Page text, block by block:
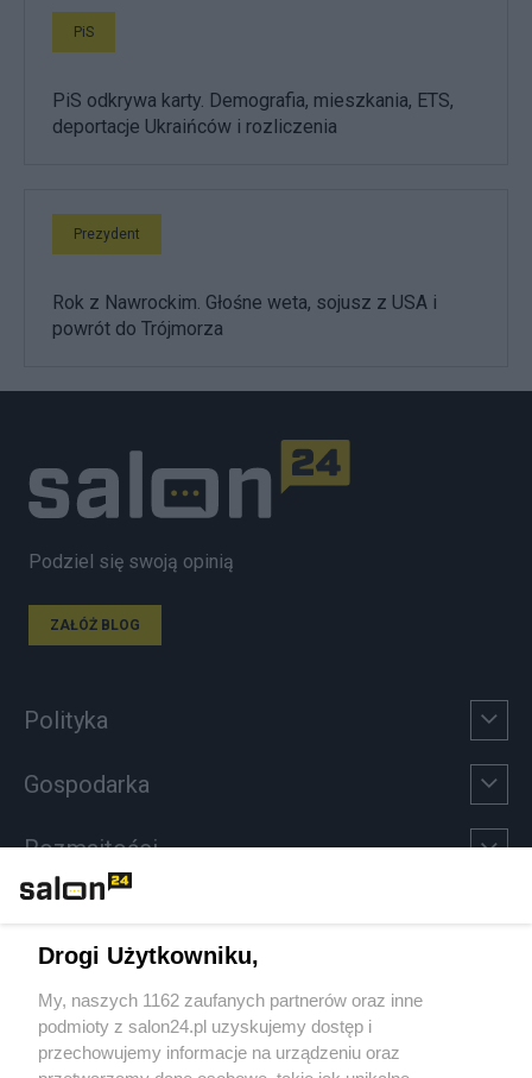
PiS
PiS odkrywa karty. Demografia, mieszkania, ETS,
deportacje Ukraińców i rozliczenia
Prezydent
Rok z Nawrockim. Głośne weta, sojusz z USA i
powrót do Trójmorza
Podziel się swoją opinią
ZAŁÓŻ BLOG
Polityka
Gospodarka
Rozmaitości
Sport
Społeczeństwo
Drogi Użytkowniku,
My, naszych 1162 zaufanych partnerów oraz inne
podmioty z salon24.pl uzyskujemy dostęp i
przechowujemy informacje na urządzeniu oraz